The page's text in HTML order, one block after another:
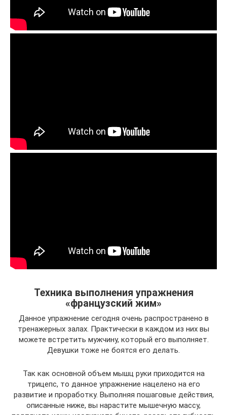
Техника выполнения упражнения
«французский жим»
Данное упражнение сегодня очень распространено в
тренажерных залах. Практически в каждом из них вы
можете встретить мужчину, который его выполняет.
Девушки тоже не боятся его делать.
Так как основной объем мышц руки приходится на
трицепс, то данное упражнение нацелено на его
развитие и проработку. Выполняя пошаговые действия,
описанные ниже, вы нарастите мышечную массу,